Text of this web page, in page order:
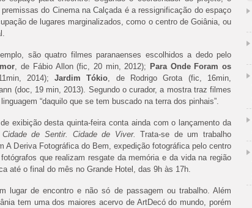
do Cinema na Calçadaé a ressignificação do espaço
de lugares marginalizados, como o centro de Goiânia, ou
são quatro filmes paranaenses escolhidos a dedo pelo
, de Fábio Allon (fic, 20 min, 2012); Para Onde Foram os
2014);Jardim Tókio, de Rodrigo Grota (fic, 16min,
(doc, 19 min, 2013). Segundo o curador, a mostra traz filmes
“daquilo que se tem buscado naterra dos pinhais”.
exibição desta quinta-feira conta ainda com o lançamento da
de Sentir. Cidade de Viver.
Trata-se de um trabalho
A Deriva Fotográfica do Bem, expedição fotográfica pelo centro
que realizam resgate da memória e da vida naregião
até o final do mês no Grande Hotel, das 9h às 17h.
lugar de encontro e não só de passagem ou trabalho. Além
tem uma dos maiores acervo de ArtDecó do mundo, porém